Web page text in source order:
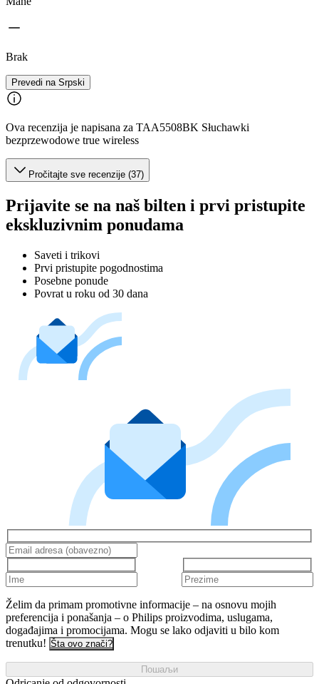
Brak
Prevedi na Srpski
Ova recenzija je napisana za TAA5508BK Słuchawki
bezprzewodowe true wireless
Pročitajte sve recenzije (37)
Prijavite se na naš bilten i prvi pristupite
ekskluzivnim ponudama
Saveti i trikovi
Prvi pristupite pogodnostima
Posebne ponude
Povrat u roku od 30 dana
Želim da primam promotivne informacije – na osnovu mojih
preferencija i ponašanja – o Philips proizvodima, uslugama,
događajima i promocijama. Mogu se lako odjaviti u bilo kom
trenutku! Šta ovo znači?
Пошаљи